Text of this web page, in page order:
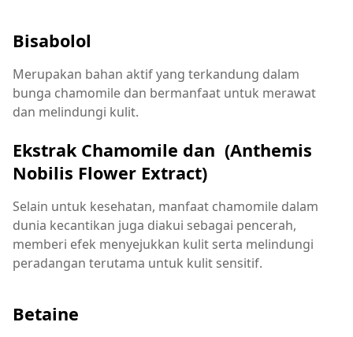
Bisabolol
Merupakan bahan aktif yang terkandung dalam
bunga chamomile dan bermanfaat untuk merawat
dan melindungi kulit.
Ekstrak Chamomile dan (Anthemis
Nobilis Flower Extract)
Selain untuk kesehatan, manfaat chamomile dalam
dunia kecantikan juga diakui sebagai pencerah,
memberi efek menyejukkan kulit serta melindungi
peradangan terutama untuk kulit sensitif.
Betaine